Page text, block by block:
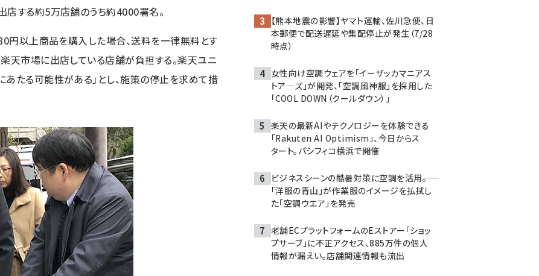
店する約5万店舗のうち約4000署名。
円以上商品を購入した場合、送料を一律無料とす
天市場に出店している店舗が負担する。楽天ユニ
あたる可能性がある」とし、施策の停止を求めて措
【熊本地震の影響】ヤマト運輸、佐川急便、日
本郵便で配送遅延や集配停止が発生（7/28
時点）
女性向け空調ウェアを「イーザッカマニアス
トア―ズ」が開発、「空調風神服」を採用した
「COOL DOWN（クールダウン）」
楽天の最新AIやテクノロジーを体験できる
「Rakuten AI Optimism」、今日からス
タート。パシフィコ横浜で開催
ビジネスシーンの酷暑対策に空調を活用――。
「洋服の青山」が作業服のイメージを払拭し
た「空調ウエア」を発売
老舗ECプラットフォームのEストアー「ショッ
プサーブ」に不正アクセス、885万件の個人
情報が漏えい。店舗関連情報も流出